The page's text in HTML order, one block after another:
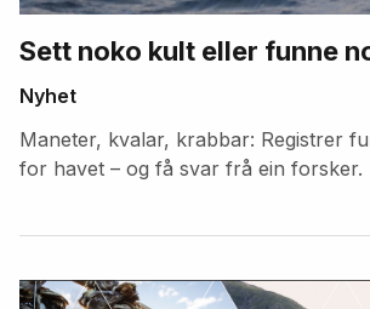
Sett noko kult eller funne
Nyhet
Maneter, kvalar, krabbar: Registrer
for havet – og få svar frå ein forsker.